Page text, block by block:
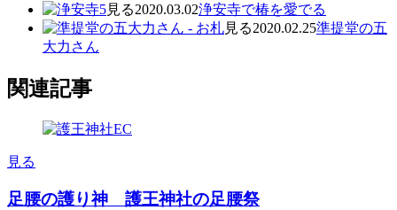
見る2020.03.02浄安寺で椿を愛でる
見る2020.02.25準提堂の五
大力さん
関連記事
見る
足腰の護り神 護王神社の足腰祭